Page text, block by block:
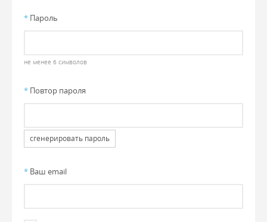
* Пароль
не менее 6 символов
* Повтор пароля
сгенерировать пароль
* Ваш email